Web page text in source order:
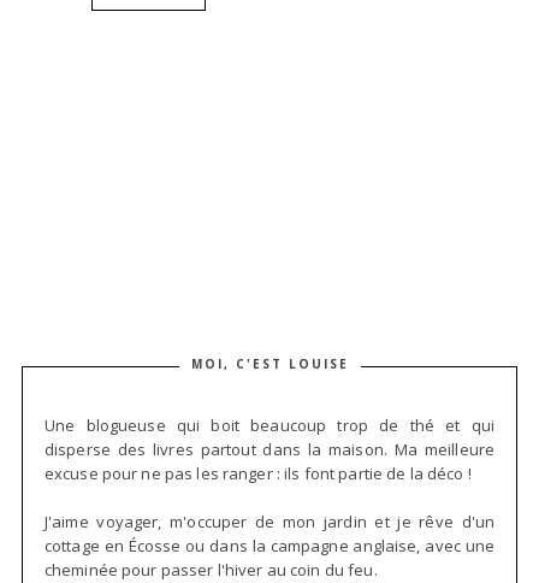
MOI, C'EST LOUISE
Une blogueuse qui boit beaucoup trop de thé et qui
disperse des livres partout dans la maison. Ma meilleure
excuse pour ne pas les ranger : ils font partie de la déco !
J'aime voyager, m'occuper de mon jardin et je rêve d'un
cottage en Écosse ou dans la campagne anglaise, avec une
cheminée pour passer l'hiver au coin du feu.